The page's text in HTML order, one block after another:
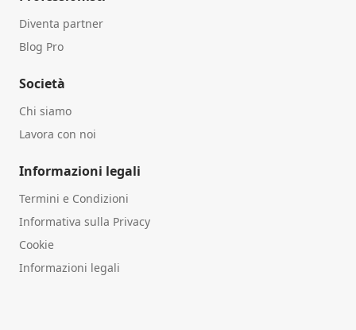
Diventa partner
Blog Pro
Società
Chi siamo
Lavora con noi
Informazioni legali
Termini e Condizioni
Informativa sulla Privacy
Cookie
Informazioni legali